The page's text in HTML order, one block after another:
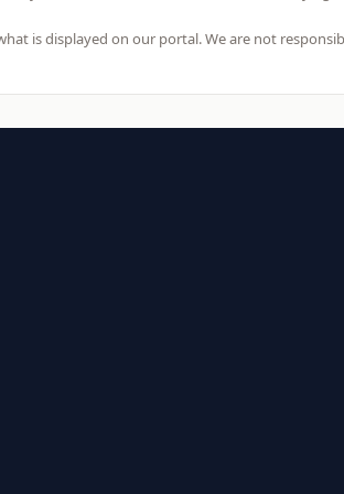
is displayed on our portal. We are not